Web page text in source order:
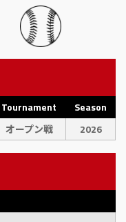
Tournament
Season
オープン戦 2026